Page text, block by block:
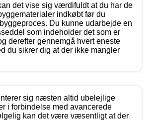
det vise sig værdifuldt at du har de
indkøbt før du
Du kunne udarbejde en
som indeholder det som er
derefter gennemgå hvert eneste
du sikrer dig at der ikke mangler
sig næsten altid ubelejlige
i forbindelse med avancerede
kan det være væsentligt at der